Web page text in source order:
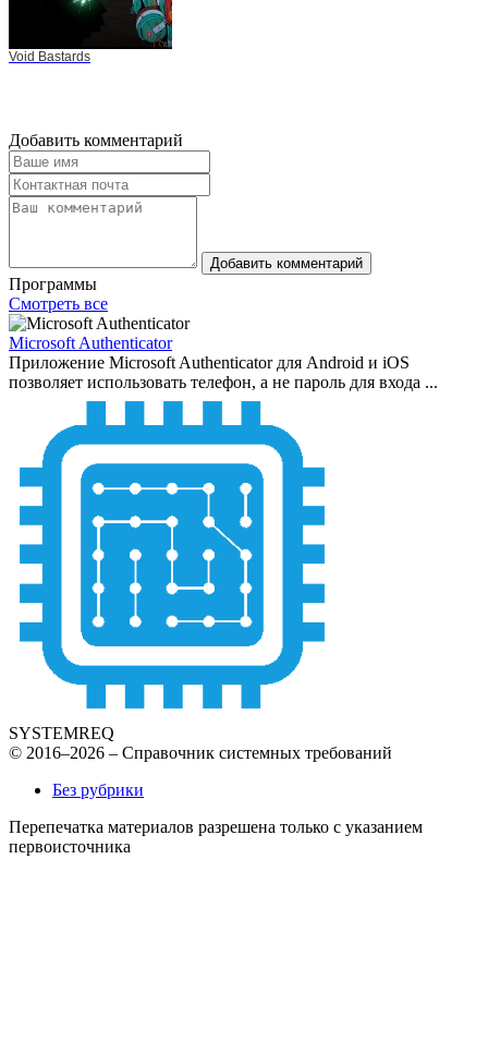
Void Bastards
Добавить комментарий
Добавить комментарий
Программы
Смотреть все
Microsoft Authenticator
Приложение Microsoft Authenticator для Android и iOS
позволяет использовать телефон, а не пароль для входа ...
SYSTEMREQ
© 2016–2026 – Справочник системных требований
Без рубрики
Перепечатка материалов разрешена только с указанием
первоисточника